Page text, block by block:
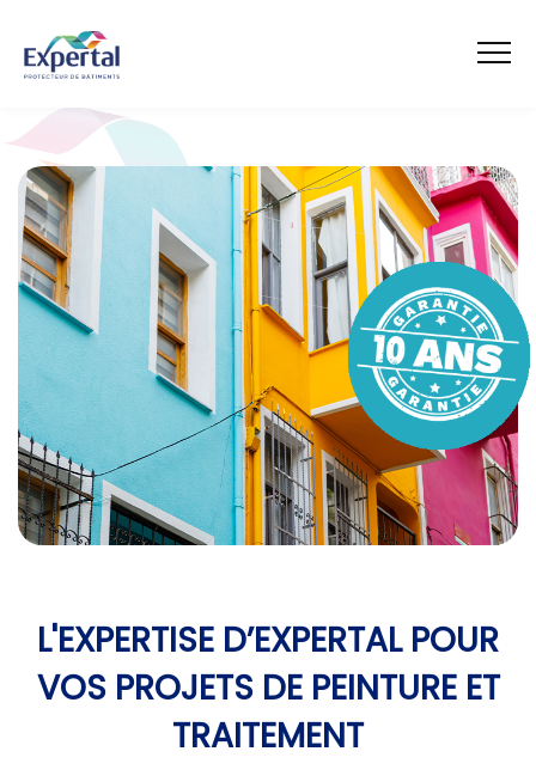
L'EXPERTISE D’EXPERTAL POUR
VOS PROJETS DE PEINTURE ET
TRAITEMENT